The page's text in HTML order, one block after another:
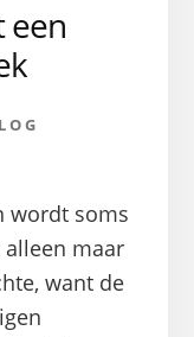
een
wordt soms
maar
want de